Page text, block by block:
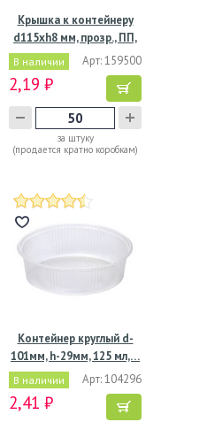
Крышка к контейнеру
d115хh8 мм, прозр., ПП,
В наличии Арт: 159500
2,19 ₽
за штуку
(продается кратно коробкам)
Контейнер круглый d-
101мм, h-29мм, 125 мл,…
В наличии Арт: 104296
2,41 ₽